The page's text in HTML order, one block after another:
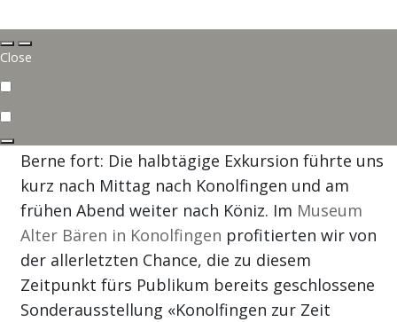
26. November 2021 – Tour de Berne
II : Konolfingen – Köniz
Berne fort: Die halbtägige Exkursion führte uns
kurz nach Mittag nach Konolfingen und am
frühen Abend weiter nach Köniz. Im Museum
Alter Bären in Konolfingen profitierten wir von
der allerletzten Chance, die zu diesem
Zeitpunkt fürs Publikum bereits geschlossene
Sonderausstellung «Konolfingen zur Zeit
Close